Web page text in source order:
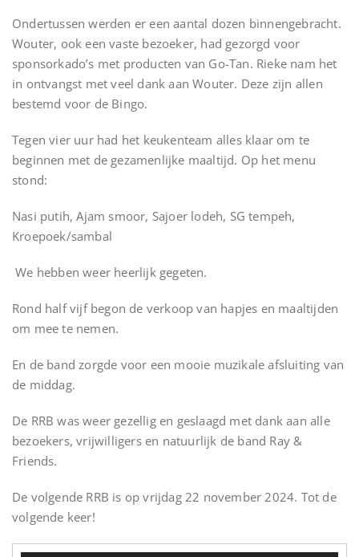
Ondertussen werden er een aantal dozen binnengebracht.
Wouter, ook een vaste bezoeker, had gezorgd voor
sponsorkado’s met producten van Go-Tan. Rieke nam het
in ontvangst met veel dank aan Wouter. Deze zijn allen
bestemd voor de Bingo.
Tegen vier uur had het keukenteam alles klaar om te
beginnen met de gezamenlijke maaltijd. Op het menu
stond:
Nasi putih, Ajam smoor, Sajoer lodeh, SG tempeh,
Kroepoek/sambal
We hebben weer heerlijk gegeten.
Rond half vijf begon de verkoop van hapjes en maaltijden
om mee te nemen.
En de band zorgde voor een mooie muzikale afsluiting van
de middag.
De RRB was weer gezellig en geslaagd met dank aan alle
bezoekers, vrijwilligers en natuurlijk de band Ray &
Friends.
De volgende RRB is op vrijdag 22 november 2024. Tot de
volgende keer!